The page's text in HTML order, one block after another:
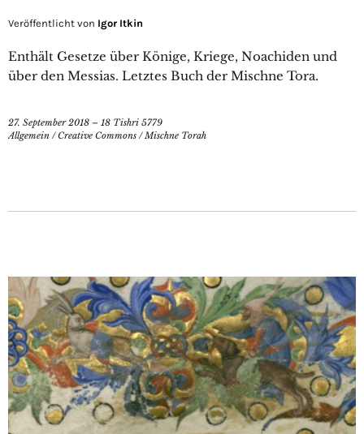
Veröffentlicht von Igor Itkin
Enthält Gesetze über Könige, Kriege, Noachiden und
über den Messias. Letztes Buch der Mischne Tora.
27. September 2018 – 18 Tishri 5779
Allgemein /Creative Commons /Mischne Torah